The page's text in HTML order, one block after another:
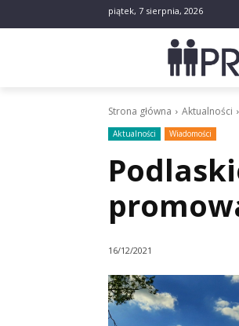
piątek, 7 sierpnia, 2026
Strona główna Aktualności
Aktualności Wiadomości
16/12/2021